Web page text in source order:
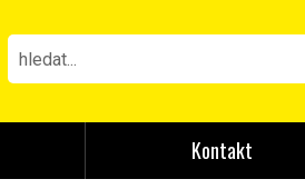
Kontakt